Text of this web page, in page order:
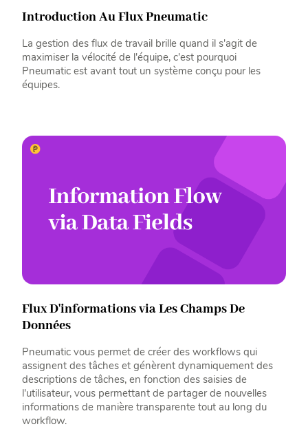
Introduction Au Flux Pneumatic
La gestion des flux de travail brille quand il s'agit de
maximiser la vélocité de l'équipe, c'est pourquoi
Pneumatic est avant tout un système conçu pour les
équipes.
Flux D'informations via Les Champs De
Données
Pneumatic vous permet de créer des workflows qui
assignent des tâches et génèrent dynamiquement des
descriptions de tâches, en fonction des saisies de
l'utilisateur, vous permettant de partager de nouvelles
informations de manière transparente tout au long du
workflow.